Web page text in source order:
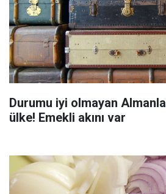
Durumu iyi olmayan
ülke! Emekli akını var